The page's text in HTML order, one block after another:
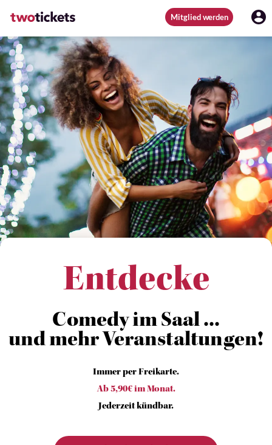
Mitglied werden
Entdecke
Comedy im Saal ...
und mehr Veranstaltungen!
Immer per Freikarte.
Ab 5,90€ im Monat.
Jederzeit kündbar.